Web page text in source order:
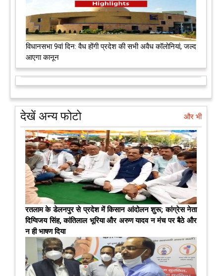
विधानसभा 9वां दिन: वैध होंगी प्रदेश की सभी अवैध कॉलोनियां, जल्द
आएगा कानून
देखें अन्य फोटो और भी
रतलाम के डेलनपुर से प्रदेश में किसान आंदोलन शुरू; कांग्रेस नेता
दिग्विजय सिंह, कांतिलाल भूरिया और अरुण यादव न मंच पर बैठे और
न ही भाषण दिया